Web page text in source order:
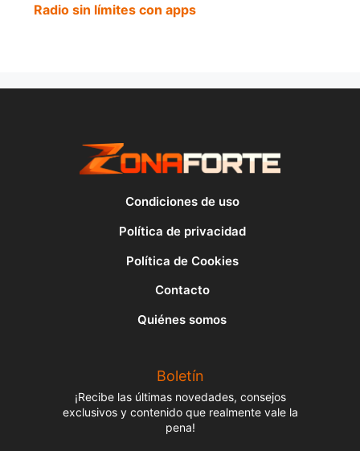
Radio sin límites con apps
Condiciones de uso
Política de privacidad
Política de Cookies
Contacto
Quiénes somos
Boletín
¡Recibe las últimas novedades, consejos
exclusivos y contenido que realmente vale la
pena!